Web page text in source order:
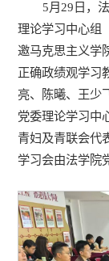
5月29日，
理论学习中心组
邀马克思主义学
正确政绩观学习
亮、陈曦、王少
党委理论学习中
青妇及青联会代
学习会由法学院